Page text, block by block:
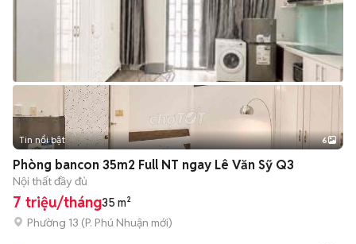
+2
Tin nổi bật 6
Phòng bancon 35m2 Full NT ngay Lê Văn Sỹ Q3
Nội thất đầy đủ
7 triệu/tháng35 m²
Phường 13 (P. Phú Nhuận mới)